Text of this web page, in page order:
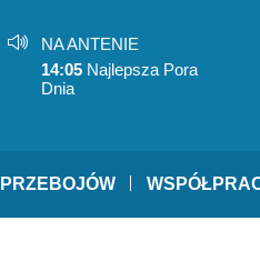
NA ANTENIE
14:05 Najlepsza Pora
Dnia